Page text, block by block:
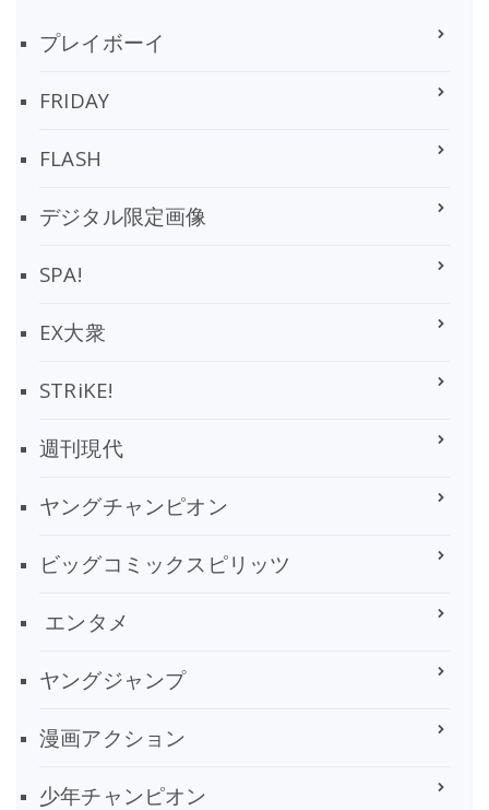
プレイボーイ
FRIDAY
FLASH
デジタル限定画像
SPA!
EX大衆
STRiKE!
週刊現代
ヤングチャンピオン
ビッグコミックスピリッツ
エンタメ
ヤングジャンプ
漫画アクション
少年チャンピオン